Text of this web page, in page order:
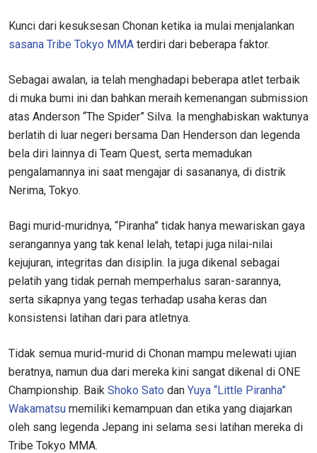
Kunci dari kesuksesan Chonan ketika ia mulai menjalankan
sasana Tribe Tokyo MMA terdiri dari beberapa faktor.
Sebagai awalan, ia telah menghadapi beberapa atlet terbaik
di muka bumi ini dan bahkan meraih kemenangan submission
atas Anderson “The Spider” Silva. Ia menghabiskan waktunya
berlatih di luar negeri bersama Dan Henderson dan legenda
bela diri lainnya di Team Quest, serta memadukan
pengalamannya ini saat mengajar di sasananya, di distrik
Nerima, Tokyo.
Bagi murid-muridnya, “Piranha” tidak hanya mewariskan gaya
serangannya yang tak kenal lelah, tetapi juga nilai-nilai
kejujuran, integritas dan disiplin. Ia juga dikenal sebagai
pelatih yang tidak pernah memperhalus saran-sarannya,
serta sikapnya yang tegas terhadap usaha keras dan
konsistensi latihan dari para atletnya.
Tidak semua murid-murid di Chonan mampu melewati ujian
beratnya, namun dua dari mereka kini sangat dikenal di ONE
Championship. Baik Shoko Sato dan Yuya “Little Piranha”
Wakamatsu memiliki kemampuan dan etika yang diajarkan
oleh sang legenda Jepang ini selama sesi latihan mereka di
Tribe Tokyo MMA.